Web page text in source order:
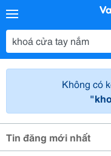
Không có
Tin đăng mới nhất